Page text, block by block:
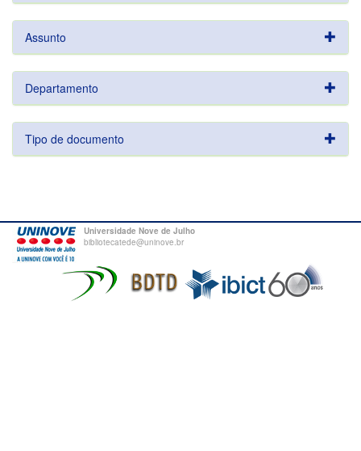
Assunto
Departamento
Tipo de documento
Universidade Nove de Julho
bibliotecatede@uninove.br